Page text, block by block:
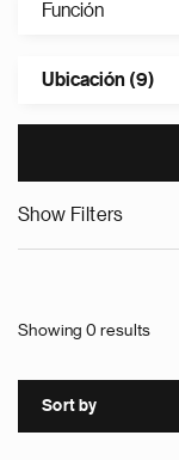
Función
Ubicación (9)
Show Filters
Showing 0 results
Sort by